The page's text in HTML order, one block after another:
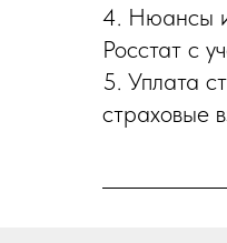
4. Нюансы и
Росстат с
5. Уплата
страховые